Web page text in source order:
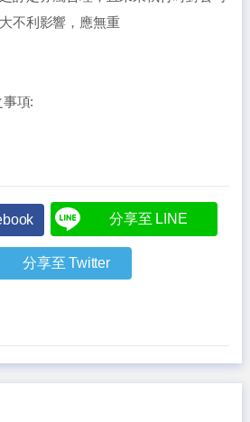
不利影響，應無重
項:
分享至 LINE
分享至 Twitter